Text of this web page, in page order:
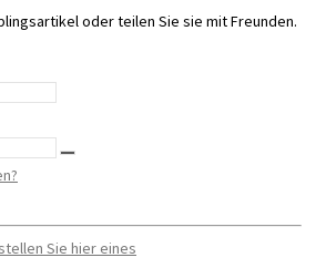
oder teilen Sie sie mit Freunden.
Sie hier eines